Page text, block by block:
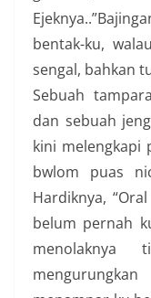
bentak-ku,
sengal, bahkan
Sebuah
dan sebuah
kini melengkapi
bwlom puas
Hardiknya,
belum pernah
menolaknya